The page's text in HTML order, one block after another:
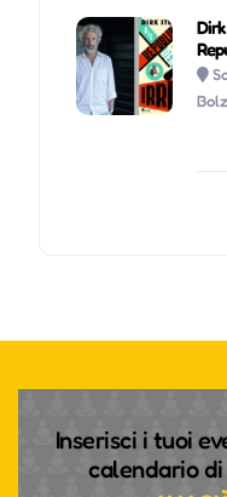
Inserisci i tuoi
calendario